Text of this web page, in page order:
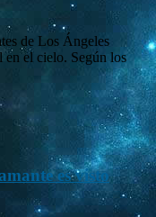
de Los Ángeles
en el cielo. Según los
es visto